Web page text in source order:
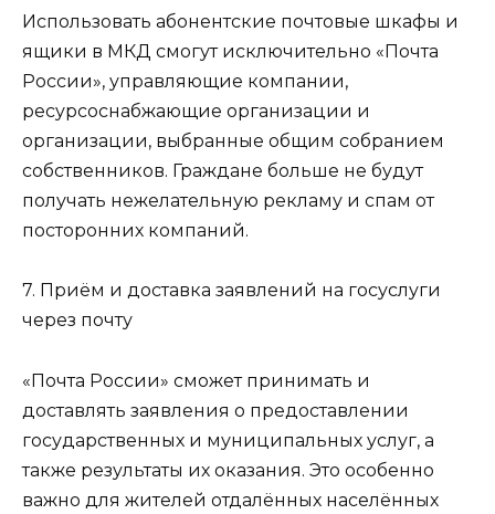
Использовать абонентские почтовые шкафы и
ящики в МКД смогут исключительно «Почта
России», управляющие компании,
ресурсоснабжающие организации и
организации, выбранные общим собранием
собственников. Граждане больше не будут
получать нежелательную рекламу и спам от
посторонних компаний.
7. Приём и доставка заявлений на госуслуги
через почту
«Почта России» сможет принимать и
доставлять заявления о предоставлении
государственных и муниципальных услуг, а
также результаты их оказания. Это особенно
важно для жителей отдалённых населённых